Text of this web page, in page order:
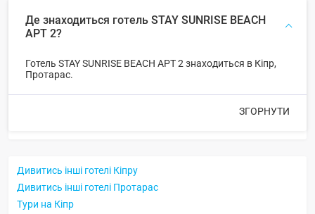
Де знаходиться готель STAY SUNRISE BEACH
APT 2?
Готель STAY SUNRISE BEACH APT 2 знаходиться в Кіпр,
Протарас.
ЗГОРНУТИ
Дивитись інші готелі Кіпру
Дивитись інші готелі Протарас
Тури на Кіпр